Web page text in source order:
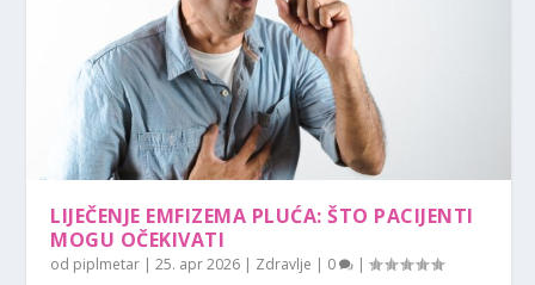
LIJEČENJE EMFIZEMA PLUĆA: ŠTO PACIJENTI
MOGU OČEKIVATI
od piplmetar |25. apr 2026 | Zdravlje | 0 |